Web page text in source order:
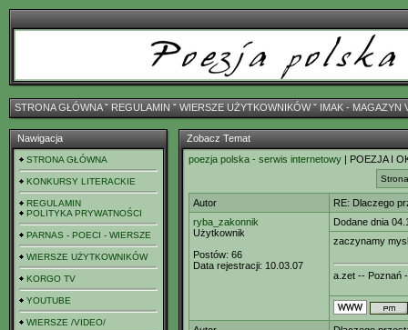
STRONA GŁÓWNAˇ REGULAMIN ˇ WIERSZE UŻYTKOWNIKÓWˇ IMAK - MAGAZYN
Nawigacja
STRONA GŁÓWNA
KONKURSY LITERACKIE
REGULAMIN
POLITYKA PRYWATNOŚCI
PARNAS - POECI - WIERSZE
WIERSZE UŻYTKOWNIKÓW
KORGO TV
YOUTUBE
WIERSZE /VIDEO/
Zobacz Temat
poezja polska - serwis internetowy | POEZJA I
Autor
RE: Dlaczego
ryba_zakonnik
Użytkownik
Postów: 66
Data rejestracji: 10.03.07
Dodane dnia
zaczynamy
a.zet -- Poznań